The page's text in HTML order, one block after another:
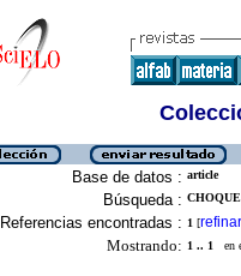
Base de datos : article
Búsqueda :
Referencias encontradas : 1 [refinar
Mostrando: 1 .. 1 en